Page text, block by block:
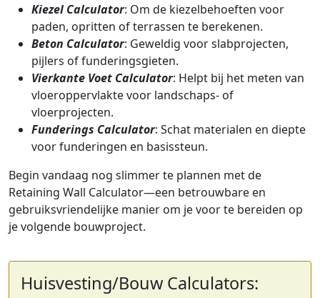
Kiezel Calculator: Om de kiezelbehoeften voor
paden, opritten of terrassen te berekenen.
Beton Calculator: Geweldig voor slabprojecten,
pijlers of funderingsgieten.
Vierkante Voet Calculator: Helpt bij het meten van
vloeroppervlakte voor landschaps- of
vloerprojecten.
Funderings Calculator: Schat materialen en diepte
voor funderingen en basissteun.
Begin vandaag nog slimmer te plannen met de
Retaining Wall Calculator—een betrouwbare en
gebruiksvriendelijke manier om je voor te bereiden op
je volgende bouwproject.
Huisvesting/Bouw Calculators: